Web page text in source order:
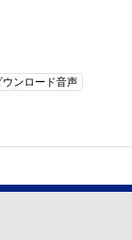
ウンロード音声